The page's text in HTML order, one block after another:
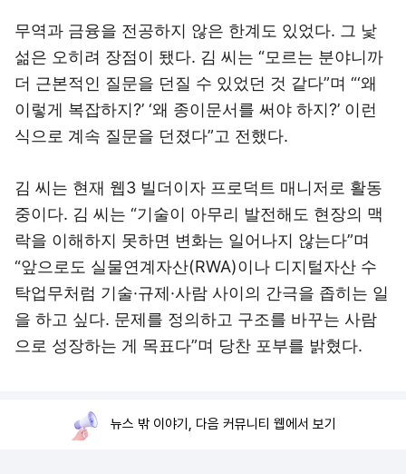
무역과 금융을 전공하지 않은 한계도 있었다. 그 낯
섦은 오히려 장점이 됐다. 김 씨는 “모르는 분야니까
더 근본적인 질문을 던질 수 있었던 것 같다”며 “‘왜
이렇게 복잡하지?’ ‘왜 종이문서를 써야 하지?’ 이런
식으로 계속 질문을 던졌다”고 전했다.
김 씨는 현재 웹3 빌더이자 프로덕트 매니저로 활동
중이다. 김 씨는 “기술이 아무리 발전해도 현장의 맥
락을 이해하지 못하면 변화는 일어나지 않는다”며
“앞으로도 실물연계자산(RWA)이나 디지털자산 수
탁업무처럼 기술·규제·사람 사이의 간극을 좁히는 일
을 하고 싶다. 문제를 정의하고 구조를 바꾸는 사람
으로 성장하는 게 목표다”며 당찬 포부를 밝혔다.
뉴스 밖 이야기, 다음 커뮤니티 웹에서 보기